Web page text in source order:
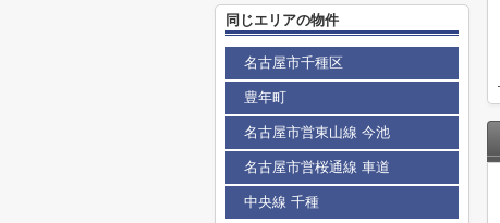
同じエリアの物件
名古屋市千種区
豊年町
名古屋市営東山線 今池
名古屋市営桜通線 車道
中央線 千種